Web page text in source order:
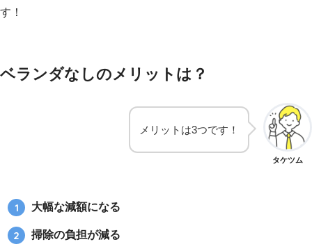
す！
ベランダなしのメリットは？
タケツム
メリットは3つです！
大幅な減額になる
掃除の負担が減る